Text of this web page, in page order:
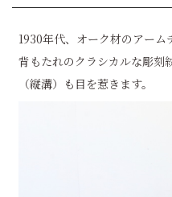
1930年代、オーク材のアーム
背もたれのクラシカルな彫刻
（縦溝）も目を惹きます。